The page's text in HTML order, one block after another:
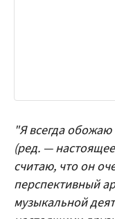
"Я всегда
(ред. —
считаю, что он
перспективный
музыкальной